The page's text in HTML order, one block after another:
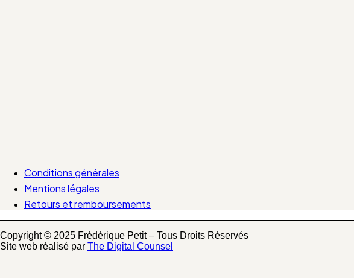
Conditions générales
Mentions légales
Retours et remboursements
Copyright © 2025 Frédérique Petit – Tous Droits Réservés
Site web réalisé par The Digital Counsel